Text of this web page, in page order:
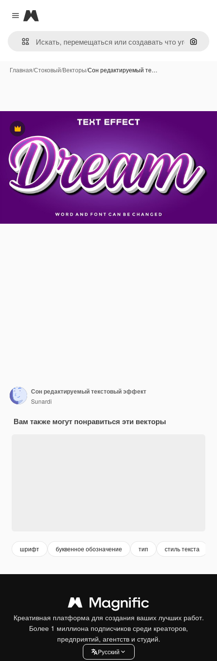
Close menu
Magnific
Поиск
Главная/Стоковый/Векторы/Сон редактируемый те…
Премиум
Сон редактируемый текстовый эффект
Sunardi
Вам также могут понравиться эти векторы
шрифт буквенное обозначение тип стиль текста
Креативная платформа для создания ваших лучших работ.
Более 1 миллиона подписчиков среди креаторов,
предприятий, агентств и студий.
Pусский